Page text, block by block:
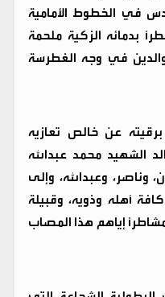
في الخطوط الأمامية
بدمائه الزكية ملحمة
في وجه الغطرسة
عن خالص تعازيه
الشهيد محمد عبدالله
وناصر، وعبدالله، وإلى
أهله وذويه، وقبيلة
إياهم هذا المصاب